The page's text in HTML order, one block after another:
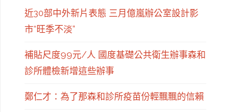
近30部中外新片表態 三月億嵐辦公室設計影
市“旺季不淡”
補貼尺度99元/人 國度基礎公共衛生辦事森和
診所體檢新增這些辦事
鄭仁才：為了那森和診所疫苗份輕飄飄的信賴